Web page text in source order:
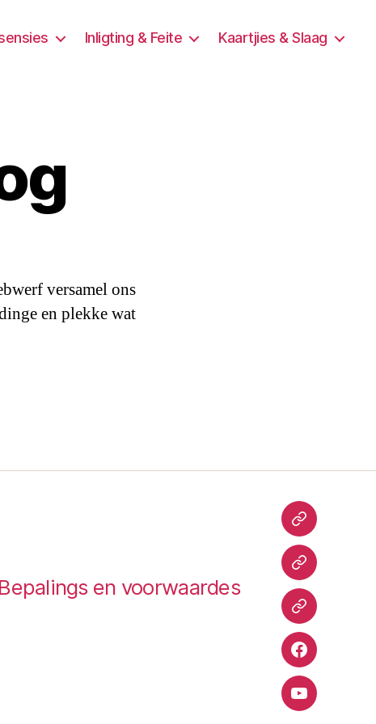
Inligting & Feite Kaartjies & Slaag
versamel ons
en plekke wat
Bepalings en voorwaardes
TripAdvisor
Hallo
Peter
TrustPilot
Facebook
YouTube